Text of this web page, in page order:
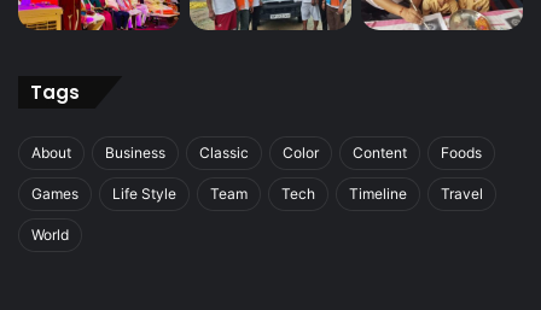
Tags
About Business Classic Color Content Foods
Games Life Style Team Tech Timeline Travel
World